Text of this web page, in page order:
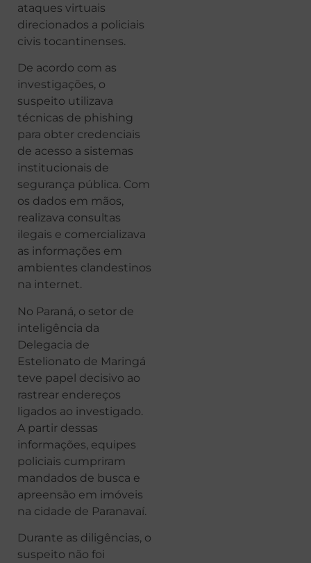
ataques virtuais
direcionados a policiais
civis tocantinenses.
De acordo com as
investigações, o
suspeito utilizava
técnicas de phishing
para obter credenciais
de acesso a sistemas
institucionais de
segurança pública. Com
os dados em mãos,
realizava consultas
ilegais e comercializava
as informações em
ambientes clandestinos
na internet.
No Paraná, o setor de
inteligência da
Delegacia de
Estelionato de Maringá
teve papel decisivo ao
rastrear endereços
ligados ao investigado.
A partir dessas
informações, equipes
policiais cumpriram
mandados de busca e
apreensão em imóveis
na cidade de Paranavaí.
Durante as diligências, o
suspeito não foi